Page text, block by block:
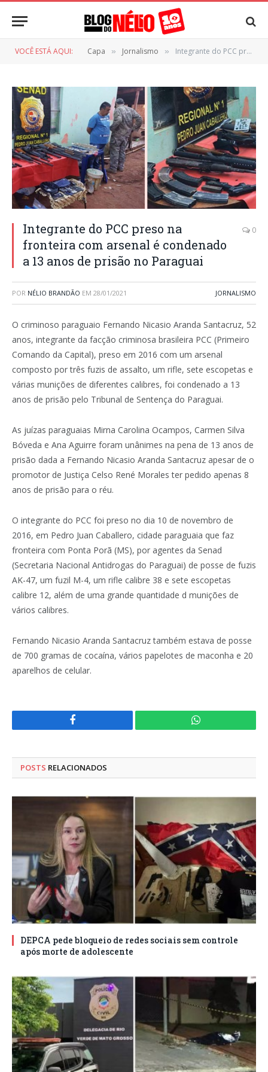
VOCÊ ESTÁ AQUI: Capa » Jornalismo » Integrante do PCC preso na fronteira com arsenal é condenado a 13 anos de prisão no Paraguai
Integrante do PCC preso na
fronteira com arsenal é condenado
a 13 anos de prisão no Paraguai
0
POR NÉLIO BRANDÃO EM 28/01/2021 JORNALISMO
O criminoso paraguaio Fernando Nicasio Aranda Santacruz, 52
anos, integrante da facção criminosa brasileira PCC (Primeiro
Comando da Capital), preso em 2016 com um arsenal
composto por três fuzis de assalto, um rifle, sete escopetas e
várias munições de diferentes calibres, foi condenado a 13
anos de prisão pelo Tribunal de Sentença do Paraguai.
As juízas paraguaias Mirna Carolina Ocampos, Carmen Silva
Bóveda e Ana Aguirre foram unânimes na pena de 13 anos de
prisão dada a Fernando Nicasio Aranda Santacruz apesar de o
promotor de Justiça Celso René Morales ter pedido apenas 8
anos de prisão para o réu.
O integrante do PCC foi preso no dia 10 de novembro de
2016, em Pedro Juan Caballero, cidade paraguaia que faz
fronteira com Ponta Porã (MS), por agentes da Senad
(Secretaria Nacional Antidrogas do Paraguai) de posse de fuzis
AK-47, um fuzil M-4, um rifle calibre 38 e sete escopetas
calibre 12, além de uma grande quantidade d munições de
vários calibres.
Fernando Nicasio Aranda Santacruz também estava de posse
de 700 gramas de cocaína, vários papelotes de maconha e 20
aparelhos de celular.
Facebook WhatsApp
POSTS RELACIONADOS
DEPCA pede bloqueio de redes sociais sem controle
após morte de adolescente